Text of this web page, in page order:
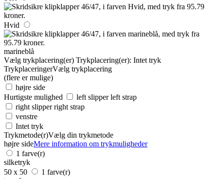
Hvid
marineblå
Vælg trykplacering(er) Trykplacering(er): Intet tryk
TrykplaceringerVælg trykplacering
(flere er mulige)
højre side
Hurtigste mulighed
left slipper left strap
right slipper right strap
venstre
Intet tryk
Trykmetode(r)Vælg din trykmetode
højre sideMere information om trykmuligheder
1 farve(r)
silketryk
50 x 50
1 farve(r)